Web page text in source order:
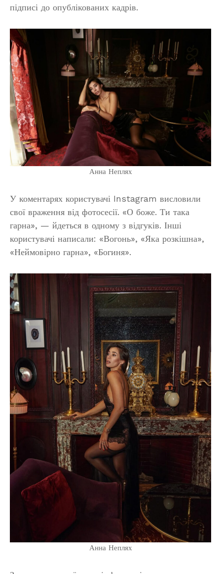
підписі до опублікованих кадрів.
Анна Неплях
У коментарях користувачі Instagram висловили
свої враження від фотосесії. «О боже. Ти така
гарна», — йдеться в одному з відгуків. Інші
користувачі написали: «Вогонь», «Яка розкішна»,
«Неймовірно гарна», «Богиня».
Анна Неплях